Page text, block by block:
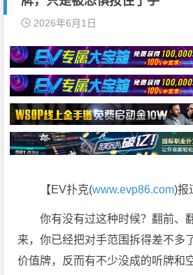
2026年6月1日
【EV扑克(www.evp86.com)报
你有没有过这种时候？翻前、
来，你已经把对手范围拆得差不多
价值牌，反而有不少没成的听牌和